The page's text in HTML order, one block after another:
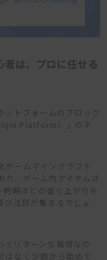
は、プロに任せる
ットフォームのブロック
Platform）」のネ
ゲームマインクラフト
り、ゲーム内アイテムは
期ほどの盛り上がりを
注目が集まるでしょ
イリターンな銘柄なの
はなく少額から始めて